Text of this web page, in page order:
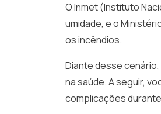
O Inmet (Instituto
umidade, e o
os incêndios.
Diante desse
na saúde. A seguir,
complicações